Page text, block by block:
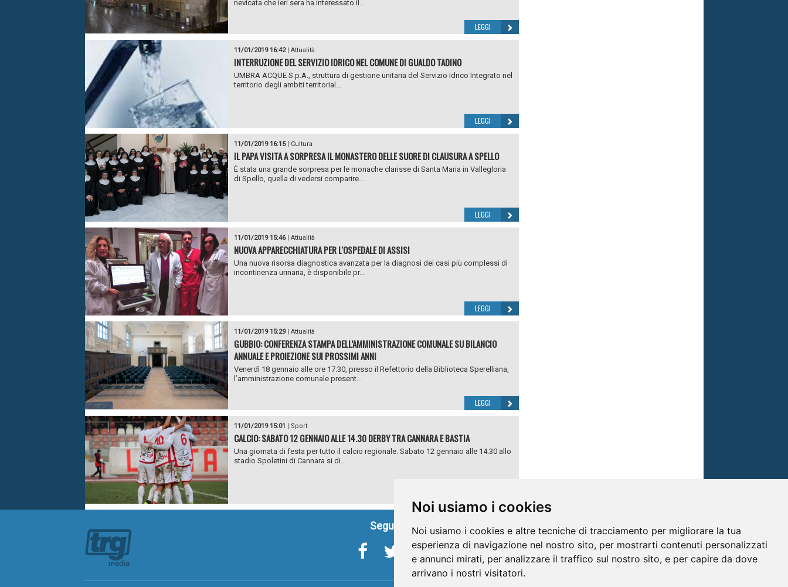
Noi usiamo i cookies
Noi usiamo i cookies e altre tecniche di tracciamento per migliorare la tua
esperienza di navigazione nel nostro sito, per mostrarti contenuti personalizzati
e annunci mirati, per analizzare il traffico sul nostro sito, e per capire da dove
arrivano i nostri visitatori.
nevicata che ieri sera ha interessato il...
LEGGI
11/01/2019 16:42| Attualità
INTERRUZIONE DEL SERVIZIO IDRICO NEL COMUNE DI GUALDO TADINO
UMBRA ACQUE S.p.A., struttura di gestione unitaria del Servizio Idrico Integrato nel
territorio degli ambiti territorial...
LEGGI
11/01/2019 16:15| Cultura
IL PAPA VISITA A SORPRESA IL MONASTERO DELLE SUORE DI CLAUSURA A SPELLO
È stata una grande sorpresa per le monache clarisse di Santa Maria in Vallegloria
di Spello, quella di vedersi comparire...
LEGGI
11/01/2019 15:46| Attualità
NUOVA APPARECCHIATURA PER L'OSPEDALE DI ASSISI
Una nuova risorsa diagnostica avanzata per la diagnosi dei casi più complessi di
incontinenza urinaria, è disponibile pr...
LEGGI
11/01/2019 15:29| Attualità
GUBBIO: CONFERENZA STAMPA DELL’AMMINISTRAZIONE COMUNALE SU BILANCIO
ANNUALE E PROIEZIONE SUI PROSSIMI ANNI
Venerdì 18 gennaio alle ore 17.30, presso il Refettorio della Biblioteca Sperelliana,
l’amministrazione comunale present...
LEGGI
11/01/2019 15:01 Sport
CALCIO: SABATO 12 GENNAIO ALLE 14.30 DERBY TRA CANNARA E BASTIA
Una giornata di festa per tutto il calcio regionale. Sabato 12 gennaio alle 14.30 allo
stadio Spoletini di Cannara si di...
Seguici su